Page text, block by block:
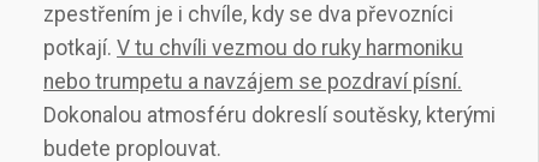
zpestřením je i chvíle, kdy se dva převozníci
potkají. V tu chvíli vezmou do ruky harmoniku
nebo trumpetu a navzájem se pozdraví písní.
Dokonalou atmosféru dokreslí soutěsky, kterými
budete proplouvat.